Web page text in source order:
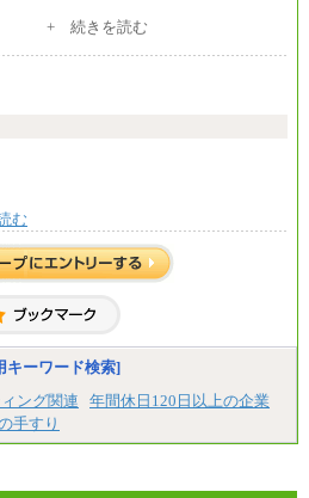
から、自律的な業務遂行が求めら
については、さらに高い金額を個別
、所定労働時間外に勤務をした場
も給与に変更はございません。
全職種共通＞
～
給与に変更はありません。
+ 続きを読む
む
キーワード検索]
ング関連
年間休日120日以上の企業
手すり